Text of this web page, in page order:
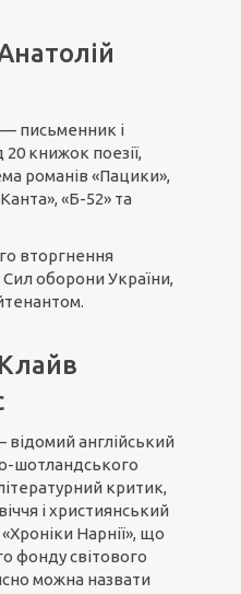
— письменник і
книжок поезії,
романів «Пацики»,
«Б-52» та
вторгнення
оборони України,
Клайв
англійський
шотландського
критик,
і християнський
Нарнії», що
фонду світового
можна назвати